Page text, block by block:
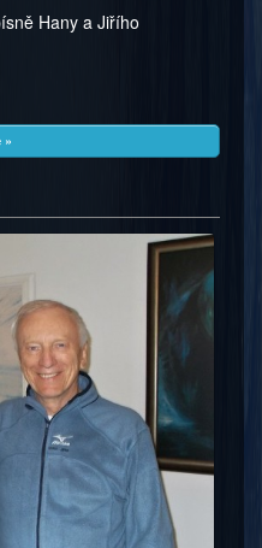
Hany a Jiřího
»